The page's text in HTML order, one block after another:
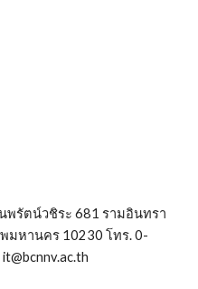
รัตน์วชิระ 681 รามอินทรา
มหานคร 10230 โทร. 0-